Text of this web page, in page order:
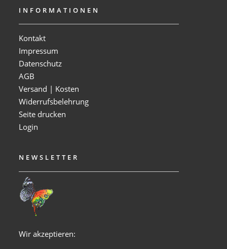
INFORMATIONEN
Kontakt
Impressum
Datenschutz
AGB
Versand | Kosten
Widerrufsbelehrung
Seite drucken
Login
NEWSLETTER
Wir akzeptieren: